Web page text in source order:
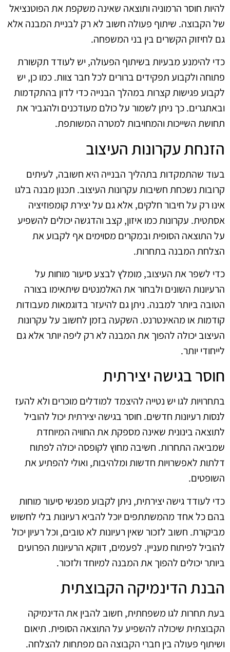
להיות חוסר הרמוניה ותוצאה שאינה משקפת את הפוטנציאל
של הקבוצה. שיתוף פעולה חשוב לא רק לבניית המבנה אלא
גם לחיזוק הקשרים בין בני המשפחה.
כדי להימנע מבעיות בשיתוף הפעולה, יש לעודד תקשורת
פתוחה ולקבוע תפקידים ברורים לכל חבר צוות. כמו כן, יש
לקבוע פגישות קצרות במהלך הבנייה כדי לדון בהתקדמות
ובאתגרים. כך ניתן לשמור על כולם מעודכנים ולהגביר את
תחושת השייכות והמחויבות למטרה המשותפת.
הזנחת עקרונות העיצוב
בעוד שהתמקדות בתהליך הבנייה היא חשובה, לעיתים
קרובות נשכחת חשיבות עקרונות העיצוב. תכנון מבנה בלגו
אינו רק על חיבור חלקים, אלא גם על יצירת קומפוזיציה
אסתטית. עקרונות כמו איזון, קצב והדגשה יכולים להשפיע
על התוצאה הסופית ובמקרים מסוימים אף לקבוע את
הצלחת המבנה בתחרות.
כדי לשפר את העיצוב, מומלץ לבצע סיעור מוחות על
הרעיונות השונים ולבחור את האלמנטים שיתאימו בצורה
הטובה ביותר למבנה. ניתן גם להיעזר בדוגמאות מעבודות
קודמות או מהאינטרנט. השקעה בזמן לחשוב על עקרונות
העיצוב יכולה להפוך את המבנה לא רק ליפה יותר אלא גם
לייחודי יותר.
חוסר בגישה יצירתית
בתחרויות לגו יש נטייה להיצמד למודלים מוכרים ולא להעז
לנסות רעיונות חדשים. חוסר בגישה יצירתית יכול להוביל
לתוצאה בינונית שאינה מספקת את החוויה המיוחדת
שמביאה התחרות. חשיבה מחוץ לקופסה יכולה לפתוח
דלתות לאפשרויות חדשות ומלהיבות, ואולי להפתיע את
השופטים.
כדי לעודד גישה יצירתית, ניתן לקבוע מפגשי סיעור מוחות
בהם כל אחד מהמשתתפים יוכל להביא רעיונות בלי לחשוש
מביקורת. חשוב לזכור שאין רעיונות לא טובים, וכל רעיון יכול
להוביל לפיתוח מעניין. לפעמים, דווקא הרעיונות הפרועים
ביותר יכולים להפוך את המבנה למיוחד ולזכור.
הבנת הדינמיקה הקבוצתית
בעת תחרות לגו משפחתית, חשוב להבין את הדינמיקה
הקבוצתית שיכולה להשפיע על התוצאה הסופית. תיאום
ושיתוף פעולה בין חברי הקבוצה הם מפתחות להצלחה.